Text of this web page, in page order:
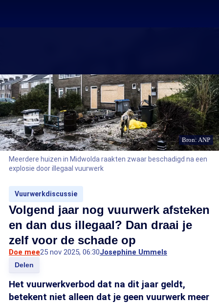
Bron: ANP
Meerdere huizen in Midwolda raakten zwaar beschadigd na een
explosie door illegaal vuurwerk
Vuurwerkdiscussie
Volgend jaar nog vuurwerk afsteken
en dan dus illegaal? Dan draai je
zelf voor de schade op
Doe mee25 nov 2025, 06:30Josephine Ummels
Delen
Het vuurwerkverbod dat na dit jaar geldt,
betekent niet alleen dat je geen vuurwerk meer